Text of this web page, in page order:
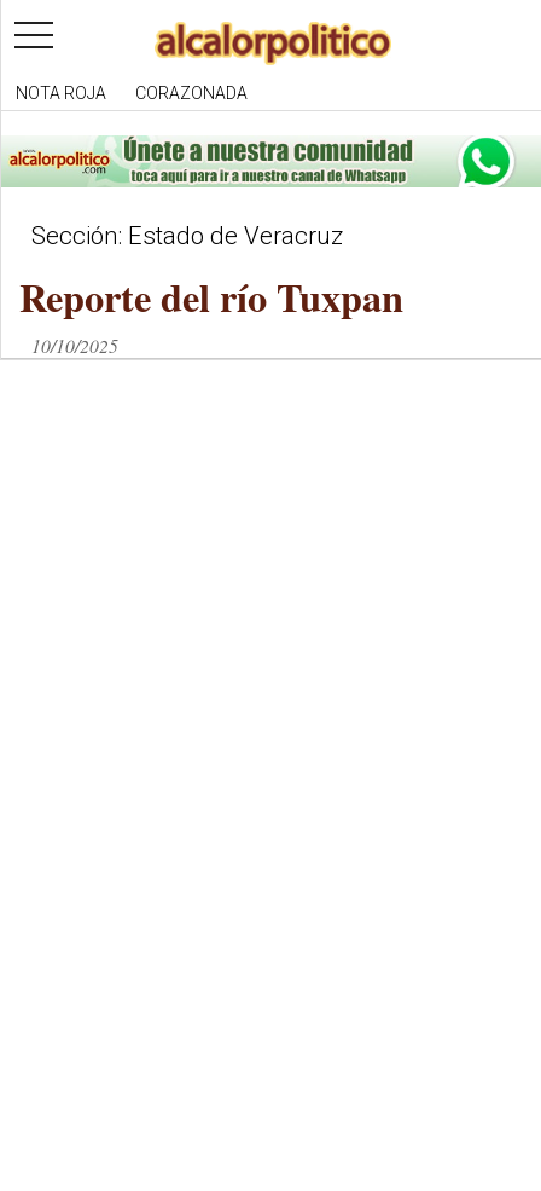
toggle
navigation
NOTA ROJA CORAZONADA
Sección: Estado de Veracruz
Reporte del río Tuxpan
10/10/2025